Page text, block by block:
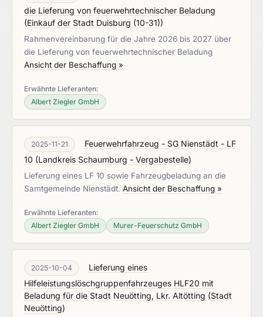
die Lieferung von feuerwehrtechnischer Beladung
(Einkauf der Stadt Duisburg (10-31))
Rahmenvereinbarung für die Jahre 2026 bis 2027 über
die Lieferung von feuerwehrtechnischer Beladung
Ansicht der Beschaffung »
Erwähnte Lieferanten:
Albert Ziegler GmbH
2025-11-21
Feuerwehrfahrzeug - SG Nienstädt - LF
10 (Landkreis Schaumburg - Vergabestelle)
Lieferung eines LF 10 sowie Fahrzeugbeladung an die
Samtgemeinde Nienstädt. Ansicht der Beschaffung »
Erwähnte Lieferanten:
Albert Ziegler GmbH
Murer-Feuerschutz GmbH
2025-10-04
Lieferung eines
Hilfeleistungslöschgruppenfahrzeuges HLF20 mit
Beladung für die Stadt Neuötting, Lkr. Altötting (Stadt
Neuötting)